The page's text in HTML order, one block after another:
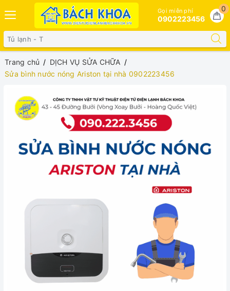
0
Gọi miễn phí
0902223456
Trang chủ
DỊCH VỤ SỬA CHỮA
Sửa bình nước nóng Ariston tại nhà 0902223456